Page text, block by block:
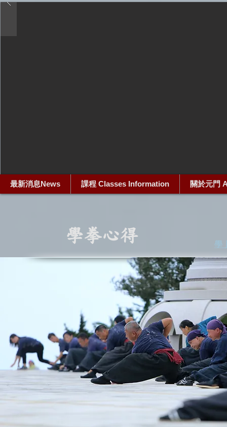
最新消息News 課程 Classes Information 關於元門
學拳心得 學